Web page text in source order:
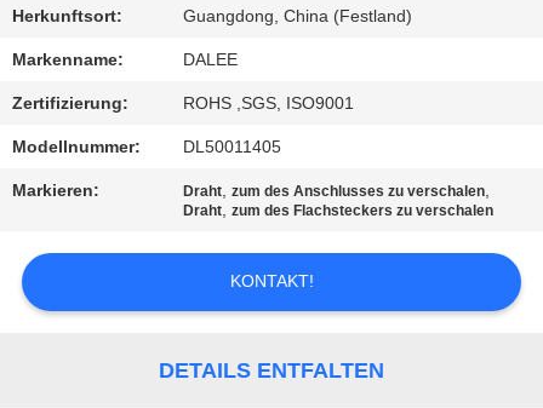
SIE
MIT
UNS
IN
VERBINDUNG
FORDERN
SIE
Herkunftsort: Guangdong, China (Festland)
Markenname: DALEE
Zertifizierung: ROHS ,SGS, ISO9001
Modellnummer: DL50011405
Markieren: Draht,zum des Anschlusses zu verschalen,
Draht,zum des Flachsteckers zu verschalen
KONTAKT!
DETAILS ENTFALTEN